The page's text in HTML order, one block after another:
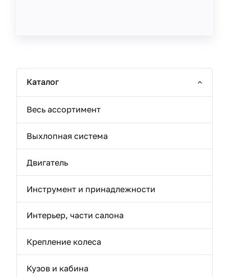
Каталог
Весь ассортимент
Выхлопная система
Двигатель
Инструмент и принадлежности
Интерьер, части салона
Крепление колеса
Кузов и кабина